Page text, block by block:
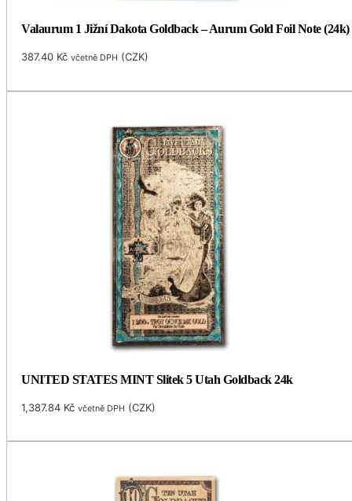
Valaurum 1 Jižní Dakota Goldback – Aurum Gold Foil Note (24k)
387.40 Kč včetně DPH (CZK)
UNITED STATES MINT Slitek 5 Utah Goldback 24k
1,387.84 Kč včetně DPH (CZK)